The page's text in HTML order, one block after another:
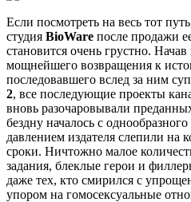
Если посмотреть на весь тот
студия BioWare после продажи
становится очень грустно.
мощнейшего возвращения к
последовавшего вслед за ним
2, все последующие проекты
вновь разочаровывали
бездну началось с однообразного
давлением издателя слепили на
сроки. Ничтожно малое
задания, блеклые герои и
даже тех, кто смирился с
упором на гомосексуальные